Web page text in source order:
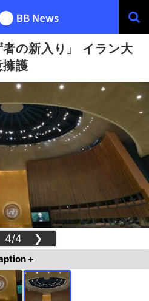
の新入り」 イラン大
護
4/4 ❯
+